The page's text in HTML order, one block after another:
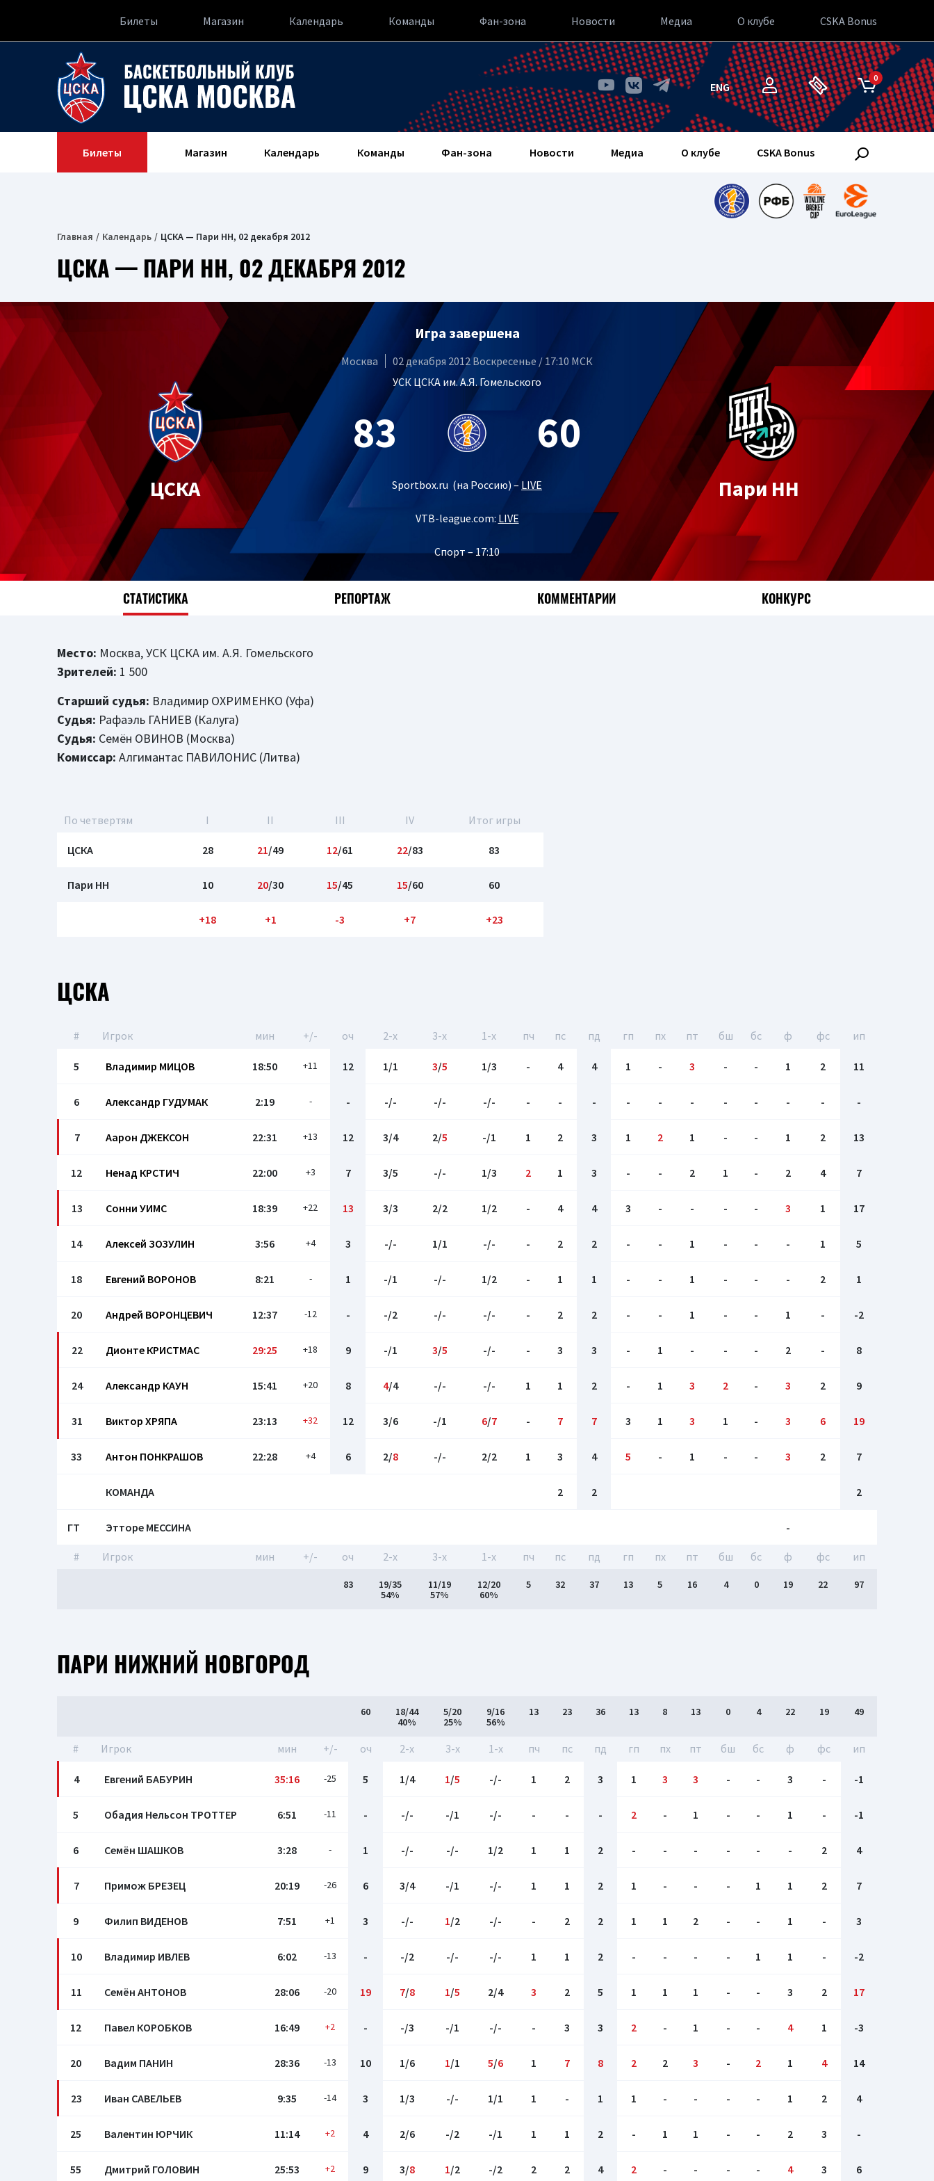
Билеты Магазин Календарь Команды Фан-зона Новости Медиа О клубе CSKA Bonus
ENG
0
Билеты Магазин Календарь Команды Фан-зона Новости Медиа О клубе CSKA Bonus
Главная Календарь ЦСКА — Пари НН, 02 декабря 2012
ЦСКА — ПАРИ НН, 02 ДЕКАБРЯ 2012
ЦСКА
Игра завершена
Москва
02 декабря 2012 Воскресенье / 17:10 МСК
УСК ЦСКА им. А.Я. Гомельского
83 60
Sportbox.ru (на Россию) – LIVE
VTB-league.com: LIVE
Спорт – 17:10
Пари НН
СТАТИСТИКА РЕПОРТАЖ КОММЕНТАРИИ КОНКУРС
Место: Москва, УСК ЦСКА им. А.Я. Гомельского
Зрителей: 1 500
Старший судья: Владимир ОХРИМЕНКО (Уфа)
Судья: Рафаэль ГАНИЕВ (Калуга)
Судья: Семён ОВИНОВ (Москва)
Комиссар: Алгимантас ПАВИЛОНИС (Литва)
По четвертям I II III IV Итог игры
ЦСКА 28 21/49 12/61 22/83 83
Пари НН 10 20/30 15/45 15/60 60
+18 +1 -3 +7 +23
ЦСКА
# Игрок мин +/- оч 2-x 3-x 1-x пч пс пд гп пх пт бш бc ф фс ип
5 Владимир МИЦОВ 18:50 +11 12 1/1 3/5 1/3 - 4 4 1 - 3 - - 1 2 11
6 Александр ГУДУМАК 2:19 - - -/- -/- -/- - - - - - - - - - - -
7 Аарон ДЖЕКСОН 22:31 +13 12 3/4 2/5 -/1 1 2 3 1 2 1 - - 1 2 13
12 Ненад КРСТИЧ 22:00 +3 7 3/5 -/- 1/3 2 1 3 - - 2 1 - 2 4 7
13 Сонни УИМС 18:39 +22 13 3/3 2/2 1/2 - 4 4 3 - - - - 3 1 17
14 Алексей ЗОЗУЛИН 3:56 +4 3 -/- 1/1 -/- - 2 2 - - 1 - - - 1 5
18 Евгений ВОРОНОВ 8:21 - 1 -/1 -/- 1/2 - 1 1 - - 1 - - - 2 1
20 Андрей ВОРОНЦЕВИЧ 12:37 -12 - -/2 -/- -/- - 2 2 - - 1 - - 1 - -2
22 Дионте КРИСТМАС 29:25 +18 9 -/1 3/5 -/- - 3 3 - 1 - - - 2 - 8
24 Александр КАУН 15:41 +20 8 4/4 -/- -/- 1 1 2 - 1 3 2 - 3 2 9
31 Виктор ХРЯПА 23:13 +32 12 3/6 -/1 6/7 - 7 7 3 1 3 1 - 3 6 19
33 Антон ПОНКРАШОВ 22:28 +4 6 2/8 -/- 2/2 1 3 4 5 - 1 - - 3 2 7
КОМАНДА 2 2 2
ГТ Этторе МЕССИНА -
# Игрок мин +/- оч 2-x 3-x 1-x пч пс пд гп пх пт бш бc ф фс ип
83
19/35
54%
11/19
57%
12/20
60%
5 32 37 13 5 16 4 0 19 22 97
ПАРИ НИЖНИЙ НОВГОРОД
60
18/44
40%
5/20
25%
9/16
56%
13 23 36 13 8 13 0 4 22 19 49
# Игрок мин +/- оч 2-x 3-x 1-x пч пс пд гп пх пт бш бc ф фс ип
4 Евгений БАБУРИН 35:16 -25 5 1/4 1/5 -/- 1 2 3 1 3 3 - - 3 - -1
5 Обадия Нельсон ТРОТТЕР 6:51 -11 - -/- -/1 -/- - - - 2 - 1 - - 1 - -1
6 Семён ШАШКОВ 3:28 - 1 -/- -/- 1/2 1 1 2 - - - - - - 2 4
7 Примож БРЕЗЕЦ 20:19 -26 6 3/4 -/1 -/- 1 1 2 1 - - - 1 1 2 7
9 Филип ВИДЕНОВ 7:51 +1 3 -/- 1/2 -/- - 2 2 1 1 2 - - 1 - 3
10 Владимир ИВЛЕВ 6:02 -13 - -/2 -/- -/- 1 1 2 - - - - 1 1 - -2
11 Семён АНТОНОВ 28:06 -20 19 7/8 1/5 2/4 3 2 5 1 1 1 - - 3 2 17
12 Павел КОРОБКОВ 16:49 +2 - -/3 -/1 -/- - 3 3 2 - 1 - - 4 1 -3
20 Вадим ПАНИН 28:36 -13 10 1/6 1/1 5/6 1 7 8 2 2 3 - 2 1 4 14
23 Иван САВЕЛЬЕВ 9:35 -14 3 1/3 -/- 1/1 1 - 1 1 - - - - 1 2 4
25 Валентин ЮРЧИК 11:14 +2 4 2/6 -/2 -/1 1 1 2 - 1 1 - - 2 3 -
55 Дмитрий ГОЛОВИН 25:53 +2 9 3/8 1/2 -/2 2 2 4 2 - - - - 4 3 6